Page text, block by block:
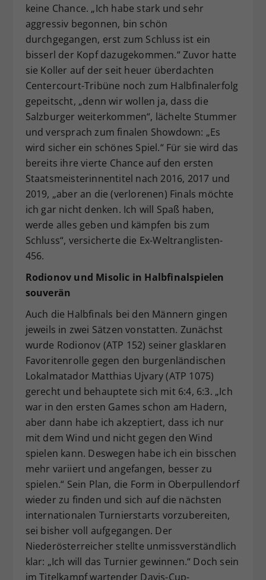
keine Chance. „Ich habe stark und sehr
aggressiv begonnen, bin schön
durchgegangen, erst zum Schluss ist ein
bisserl der Kopf dazugekommen.“ Zuvor hatte
sie Koller auf der seit heuer überdachten
Centercourt-Tribüne noch zum Halbfinalerfolg
gepeitscht, „denn wir wollen ja, dass die
Salzburger weiterkommen“, lächelte Stummer
und versprach zum finalen Showdown: „Es
wird sicher ein schönes Spiel.“ Für sie wird das
bereits ihre vierte Chance auf den ersten
Staatsmeisterinnentitel nach 2016, 2017 und
2019, „aber an die (verlorenen) Finals möchte
ich gar nicht denken. Ich will Spaß haben,
werde alles geben und kämpfen bis zum
Schluss“, versicherte die Ex-Weltranglisten-
456.
Rodionov und Misolic in Halbfinalspielen
souverän
Auch die Halbfinals bei den Männern gingen
jeweils in zwei Sätzen vonstatten. Zunächst
wurde Rodionov (ATP 152) seiner glasklaren
Favoritenrolle gegen den burgenländischen
Lokalmatador Matthias Ujvary (ATP 1075)
gerecht und behauptete sich mit 6:4, 6:3. „Ich
war in den ersten Games schon am Hadern,
aber dann habe ich akzeptiert, dass ich nur
mit dem Wind und nicht gegen den Wind
spielen kann. Deswegen habe ich ein bisschen
mehr variiert und angefangen, besser zu
spielen.“ Sein Plan, die Form in Oberpullendorf
wieder zu finden und sich auf die nächsten
internationalen Turnierstarts vorzubereiten,
sei bisher voll aufgegangen. Der
Niederösterreicher stellte unmissverständlich
klar: „Ich will das Turnier gewinnen.“ Doch sein
im Titelkampf wartender Davis-Cup-